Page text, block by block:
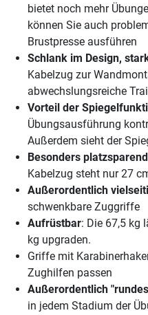
bietet noch mehr
können Sie auch
Brustpresse ausführen
Schlank im Design,
Kabelzug zur
abwechslungsreiche
Vorteil der
Übungsausführung
Außerdem sieht der
Besonders
Kabelzug steht nur 27
Außerordentlich
schwenkbare Zuggriffe
Aufrüstbar: Die 67,5 kg
kg upgraden.
Griffe mit
Zughilfen passen
Außerordentlich
in jedem Stadium der